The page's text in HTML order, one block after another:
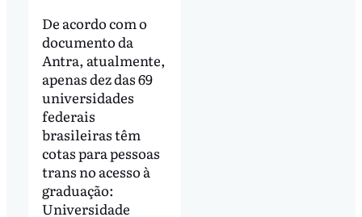
De acordo com o
documento da
Antra, atualmente,
apenas dez das 69
universidades
federais
brasileiras têm
cotas para pessoas
trans no acesso à
graduação:
Universidade